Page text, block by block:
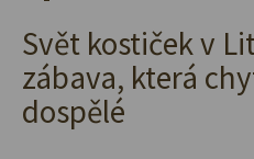
Svět kostiček v
zábava, která
dospělé